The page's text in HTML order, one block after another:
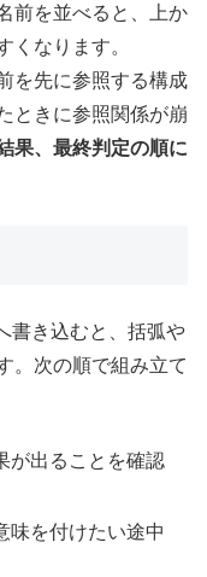
前を並べると、上か
くなります。
を先に参照する構成
ときに参照関係が崩
果、最終判定の順に
書き込むと、括弧や
。次の順で組み立て
が出ることを確認
味を付けたい途中